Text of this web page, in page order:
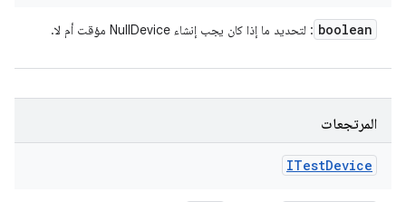
boolean : لتحديد ما إذا كان يجب إنشاء NullDevice مؤقت أم لا.
المرتجعات
ITestDevice